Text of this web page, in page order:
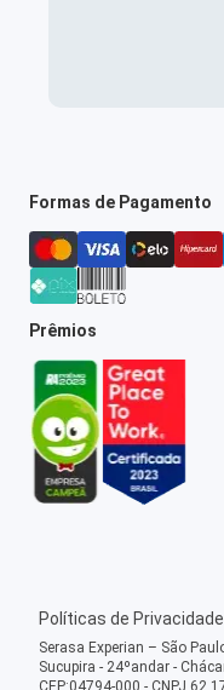
Formas de Pagamento
Prêmios
Políticas de Privacidade
Serasa Experian – São
Sucupira - 24ºandar -
CEP:04794-000 - CNPJ